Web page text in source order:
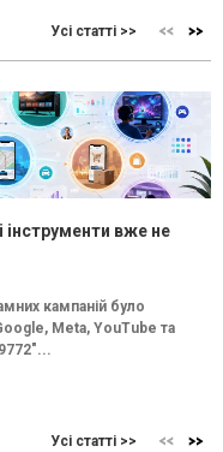
Усі статті >>
інструменти вже не
кампаній було
Meta, YouTube та
Усі статті >>